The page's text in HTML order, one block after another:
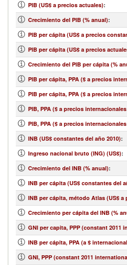
PIB (US$ a precios actuales):
Crecimiento del PIB (% anual):
PIB per cápita (US$ a precios
PIB per cápita (US$ a precios
Crecimiento del PIB per cápita (%
PIB per cápita, PPA ($ a precios
PIB per cápita, PPA ($ a precios
PIB, PPA ($ a precios
PIB, PPA ($ a precios
INB (US$ constantes del año 2010):
Ingreso nacional bruto (ING) (US$):
Crecimiento del INB (% anual):
INB per cápita (US$ constantes del
INB per cápita, método Atlas (US$ a
Crecimiento per cápita del INB (%
GNI per capita, PPP (constant 2011
INB per cápita, PPA (a $
GNI, PPP (constant 2011